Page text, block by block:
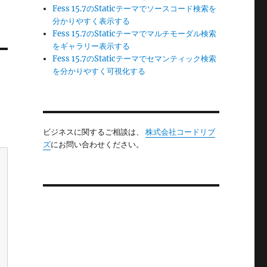
Fess 15.7のStaticテーマでソースコード検索を
分かりやすく表示する
Fess 15.7のStaticテーマでマルチモーダル検索
をギャラリー表示する
Fess 15.7のStaticテーマでセマンティック検索
を分かりやすく可視化する
ビジネスに関するご相談は、 株式会社コードリブ
ズにお問い合わせください。